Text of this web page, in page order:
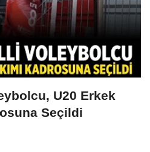
U20 Erkek
Seçildi